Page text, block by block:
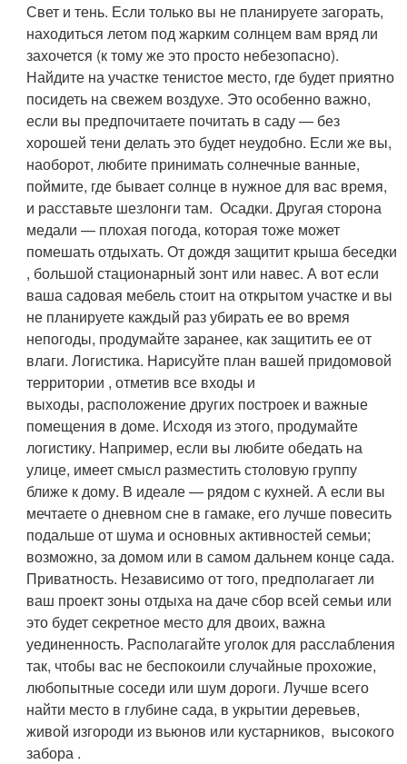
Свет и тень. Если только вы не планируете загорать,
находиться летом под жарким солнцем вам вряд ли
захочется (к тому же это просто небезопасно).
Найдите на участке тенистое место, где будет приятно
посидеть на свежем воздухе. Это особенно важно,
если вы предпочитаете почитать в саду — без
хорошей тени делать это будет неудобно. Если же вы,
наоборот, любите принимать солнечные ванные,
поймите, где бывает солнце в нужное для вас время,
и расставьте шезлонги там.Осадки. Другая сторона
медали — плохая погода, которая тоже может
помешать отдыхать. От дождя защитит крыша беседки
, большой стационарный зонт или навес. А вот если
ваша садовая мебель стоит на открытом участке и вы
не планируете каждый раз убирать ее во время
непогоды, продумайте заранее, как защитить ее от
влаги.Логистика. Нарисуйте план вашей придомовой
территории , отметив все входы и
выходы, расположение других построек и важные
помещения в доме. Исходя из этого, продумайте
логистику. Например, если вы любите обедать на
улице, имеет смысл разместить столовую группу
ближе к дому. В идеале — рядом с кухней. А если вы
мечтаете о дневном сне в гамаке, его лучше повесить
подальше от шума и основных активностей семьи;
возможно, за домом или в самом дальнем конце сада.
Приватность. Независимо от того, предполагает ли
ваш проект зоны отдыха на даче сбор всей семьи или
это будет секретное место для двоих, важна
уединенность. Располагайте уголок для расслабления
так, чтобы вас не беспокоили случайные прохожие,
любопытные соседи или шум дороги. Лучше всего
найти место в глубине сада, в укрытии деревьев,
живой изгороди из вьюнов или кустарников, высокого
забора .